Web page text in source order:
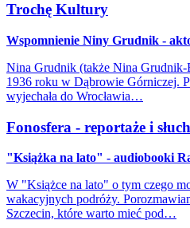
Trochę Kultury
Wspomnienie Niny Grudnik -
Nina Grudnik (także Nina Grudnik-
1936 roku w Dąbrowie Górniczej.
wyjechała do Wrocławia…
Fonosfera - reportaże i
"Książka na lato" - audiobooki
W "Książce na lato" o tym czego
wakacyjnych podróży.
Szczecin, które warto mieć pod…